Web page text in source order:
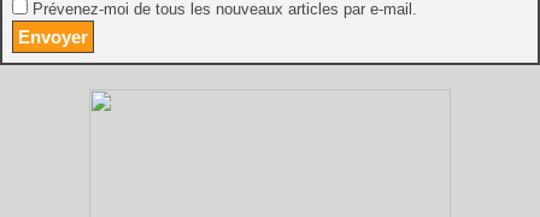
Prévenez-moi de tous les nouveaux articles par e-mail.